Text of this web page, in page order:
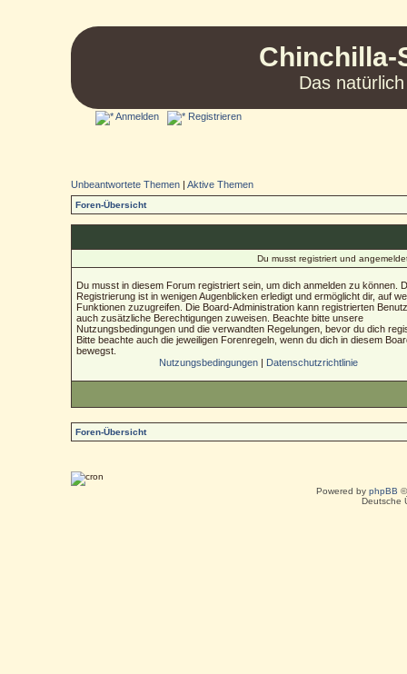
Chinchilla-
Das
Anmelden Registrieren
Unbeantwortete Themen |Aktive Themen
Foren-Übersicht
Du musst registriert und
Du musst in diesem Forum registriert sein, um dich anmelden zu können.
Registrierung ist in wenigen Augenblicken erledigt und ermöglicht dir, auf
Funktionen zuzugreifen. Die Board-Administration kann registrierten
auch zusätzliche Berechtigungen zuweisen. Beachte bitte unsere
Nutzungsbedingungen und die verwandten Regelungen, bevor du dich
Bitte beachte auch die jeweiligen Forenregeln, wenn du dich in diesem
bewegst.
Nutzungsbedingungen| Datenschutzrichtlinie
Foren-Übersicht
Powered by phpBB
Deutsche